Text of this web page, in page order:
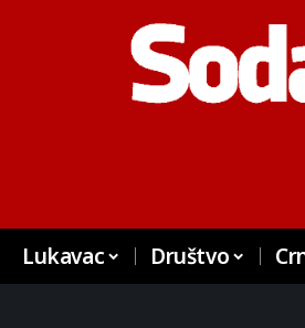
Lukavac Društvo